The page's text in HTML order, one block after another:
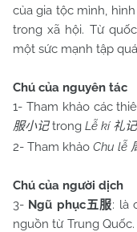
của gia tộc mình,
trong xã hội. Từ
một sức mạnh tập
Chú của nguyên tác
1- Tham khảo các
服小记trong Lễ kí礼记
2- Tham khảo Chu lễ
Chú của người dịch
3- Ngũ phục五服: là
nguồn từ Trung